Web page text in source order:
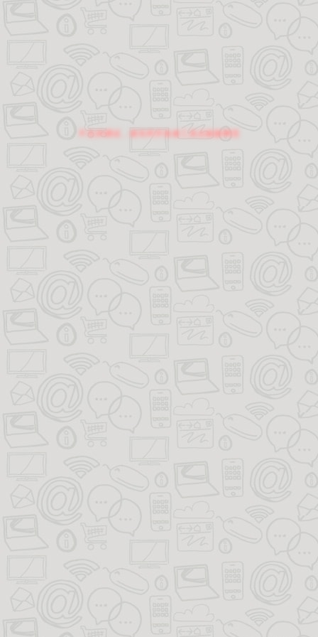
不支持调试，请关闭开发者工具后刷新网页